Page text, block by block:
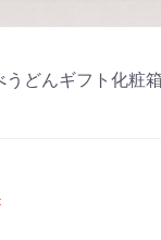
どんギフト化粧